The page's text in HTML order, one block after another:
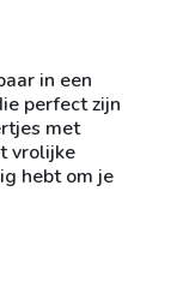
in een
perfect zijn
met
vrolijke
hebt om je